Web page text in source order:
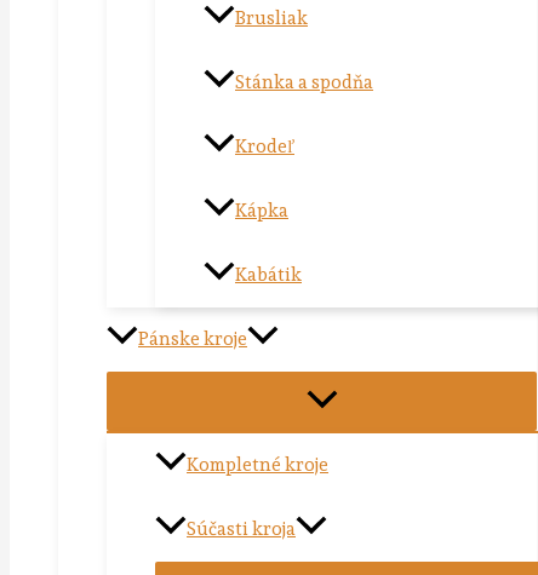
Brusliak
Stánka a spodňa
Krodeľ
Kápka
Kabátik
Pánske kroje
Kompletné kroje
Súčasti kroja